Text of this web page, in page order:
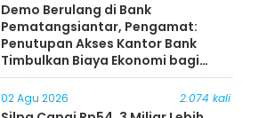
Demo Berulang di Bank
Pematangsiantar, Pengamat:
Penutupan Akses Kantor Bank
Timbulkan Biaya Ekonomi bagi
Masyarakat
02 Agu 2026 2.074 kali